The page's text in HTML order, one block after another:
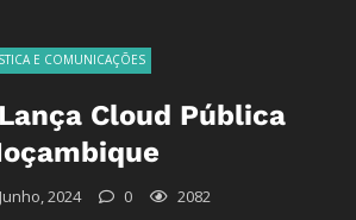
E COMUNICAÇÕES
Cloud Pública
2024 0 2082